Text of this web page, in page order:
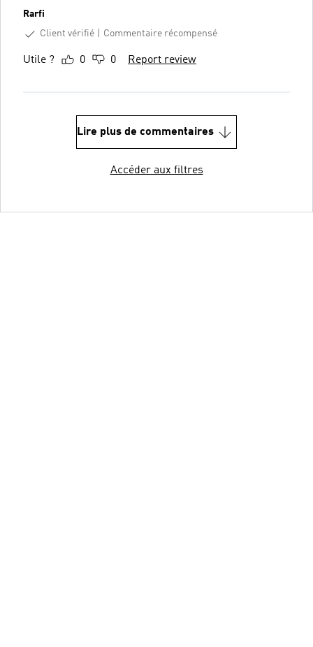
Rarfi
Client vérifié
Commentaire récompensé
Utile ? 0 0 Report review
Lire plus de commentaires
Accéder aux filtres